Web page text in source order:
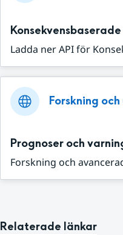
Ladda ner API för
Forskning
Prognoser och
Forskning och
Relaterade länkar